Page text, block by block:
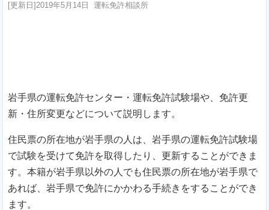
[更新日]2019年5月14日 運転免許相談所
岩手県の運転免許センター・運転免許試験場や、免許更
新・住所変更などについて説明します。
住民票の所在地が岩手県の人は、岩手県の運転免許試験場
で試験を受けて免許を取得したり、更新することができま
す。本籍が岩手県以外の人でも住民票の所在地が岩手県で
あれば、岩手県で免許にかかわる手続きをすることができ
ます。